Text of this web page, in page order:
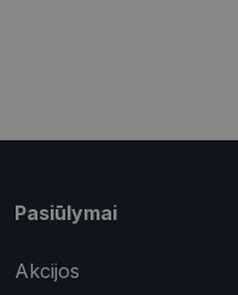
Pasiūlymai
Akcijos